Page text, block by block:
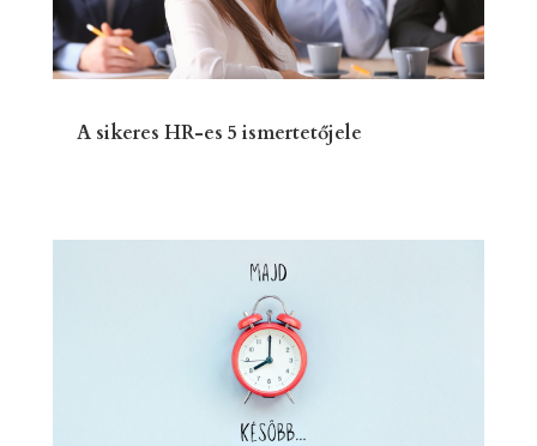
A sikeres HR-es 5 ismertetőjele